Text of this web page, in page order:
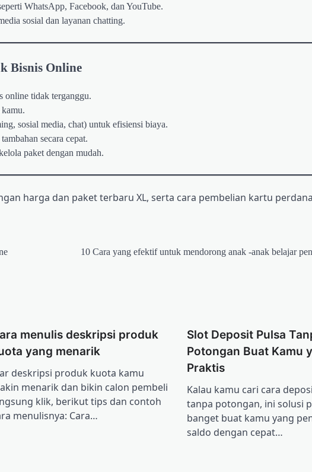
WhatsApp, Facebook, dan YouTube.
sosial dan layanan chatting.
Bisnis Online
online tidak terganggu.
sosial media, chat) untuk efisiensi biaya.
secara cepat.
paket dengan mudah.
harga dan paket terbaru XL, serta cara pembelian kartu
10 Cara yang efektif untuk mendorong anak -anak belajar
menulis deskripsi produk
yang menarik
deskripsi produk kuota kamu
menarik dan bikin calon pembeli
klik, berikut tips dan contoh
menulisnya: Cara…
Slot Deposit Pulsa
Potongan Buat Kamu
Praktis
Kalau kamu cari cara
tanpa potongan, ini solusi
banget buat kamu yang
saldo dengan cepat…